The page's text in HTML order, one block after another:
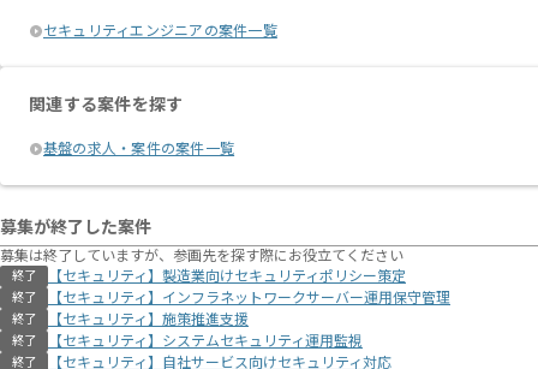
セキュリティエンジニアの案件一覧
関連する案件を探す
基盤の求人・案件の案件一覧
募集が終了した案件
募集は終了していますが、参画先を探す際にお役立てください
終了 【セキュリティ】製造業向けセキュリティポリシー策定
終了 【セキュリティ】インフラネットワークサーバー運用保守管理
終了 【セキュリティ】施策推進支援
終了 【セキュリティ】システムセキュリティ運用監視
終了 【セキュリティ】自社サービス向けセキュリティ対応